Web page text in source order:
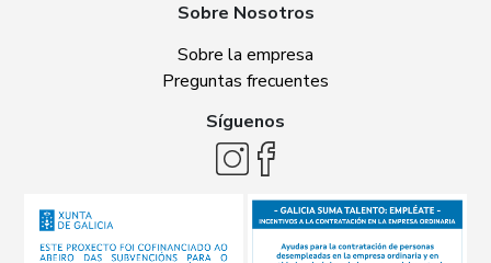
Sobre Nosotros
Sobre la empresa
Preguntas frecuentes
Síguenos